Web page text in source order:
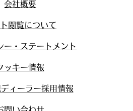
会社概要
閲覧について
ー・ステートメント
ッキー情報
ディーラー採用情報